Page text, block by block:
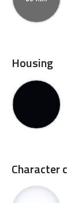
Housing
Character